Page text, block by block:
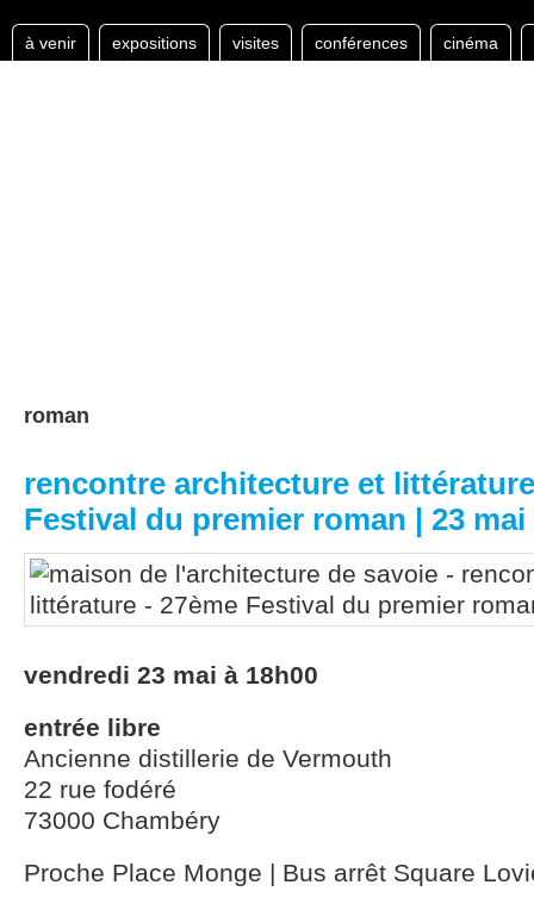
à venir expositions visites conférences cinéma
roman
rencontre architecture et
Festival du premier roman | 23 mai
vendredi 23 mai à 18h00
entrée libre
Ancienne distillerie de Vermouth
22 rue fodéré
73000 Chambéry
Proche Place Monge | Bus arrêt Square